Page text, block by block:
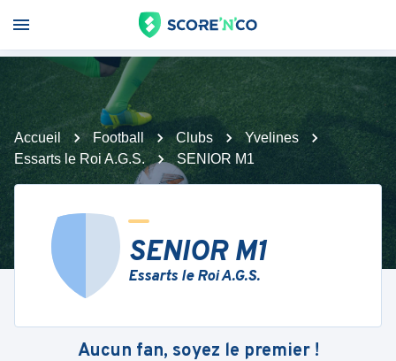
Accueil Football Clubs
Yvelines
Essarts le Roi A.G.S.
SENIOR M1
SENIOR M1
Essarts le Roi A.G.S.
Aucun fan, soyez le premier !